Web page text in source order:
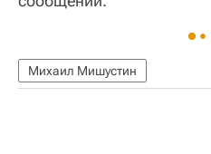
Михаил Мишустин